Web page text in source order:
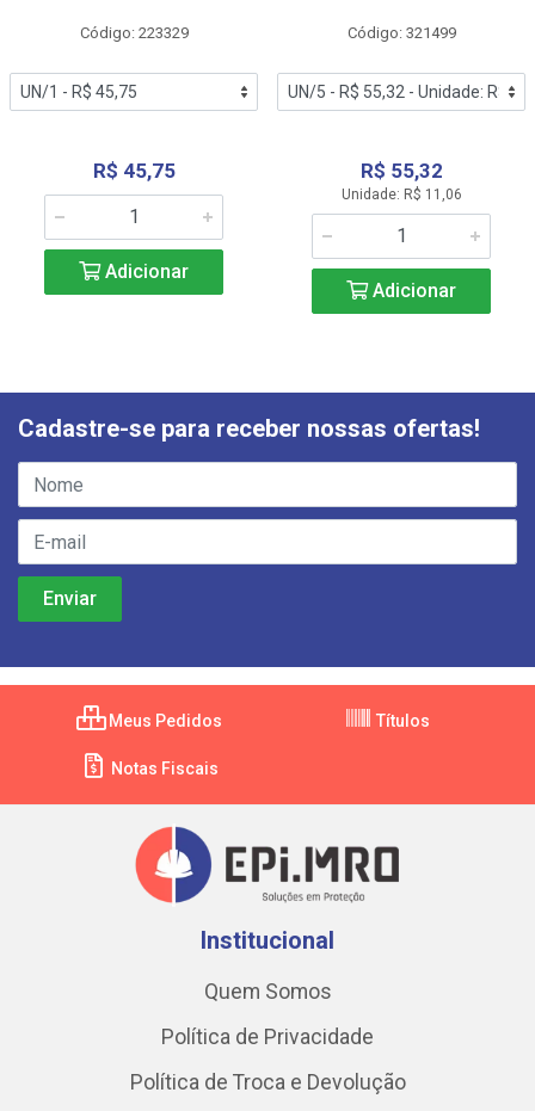
Código: 223329
R$ 45,75
Adicionar
Código: 321499
R$ 55,32
Unidade: R$ 11,06
Adicionar
Cadastre-se para receber nossas ofertas!
Meus Pedidos Títulos
Notas Fiscais
Institucional
Quem Somos
Política de Privacidade
Política de Troca e Devolução